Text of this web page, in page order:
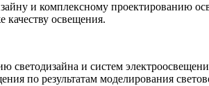
и комплексному проектированию
качеству освещения.
светодизайна и систем
по результатам моделирования